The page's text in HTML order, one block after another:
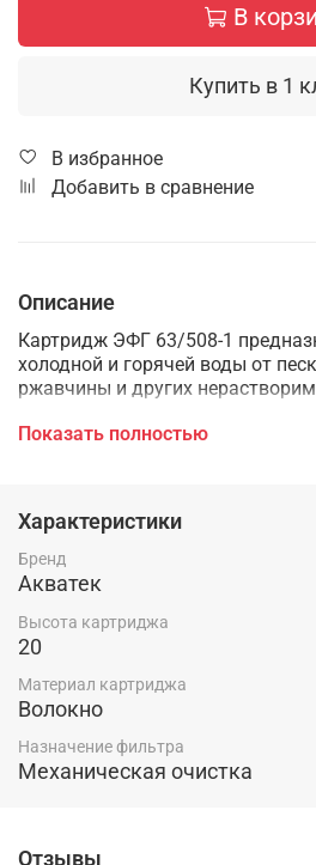
В
Купить в 1
В избранное
Добавить в сравнение
Описание
Картридж ЭФГ 63/508-1
холодной и горячей воды от
ржавчины и других
Глубинная(с переменной
Минимальная пористость - 1 мкм.
Максимальная температура
- при падении
но не реже одного раза в 6
Показать полностью
Характеристики
Бренд
Акватек
Высота картриджа
20
Материал картриджа
Волокно
Назначение фильтра
Механическая очистка
Отзывы